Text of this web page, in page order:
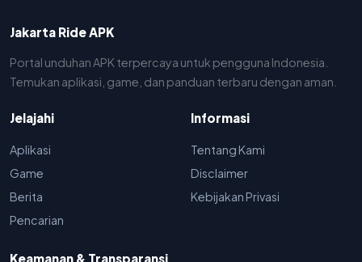
Jakarta Ride APK
Portal unduhan APK terpercaya untuk pengguna Indonesia.
Temukan aplikasi, game, dan panduan terbaru dengan aman.
Jelajahi
Aplikasi
Game
Berita
Pencarian
Informasi
Tentang Kami
Disclaimer
Kebijakan Privasi
Keamanan & Transparansi